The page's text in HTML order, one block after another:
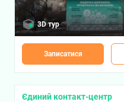
3D тур
Записатися
Єдиний контакт-центр